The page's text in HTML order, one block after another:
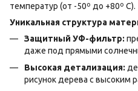
температур (от -50º до +80º С).
Уникальная структура
Защитный УФ-фильтр:
даже под прямыми
Высокая детализация:
рисунок дерева с высоким